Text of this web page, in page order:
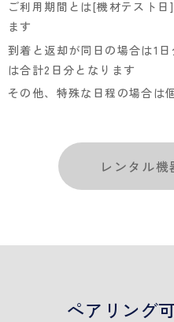
ご利用期間とは[機材テスト
ます
到着と返却が同日の場合は1
は合計2日分となります
その他、特殊な日程の場合は
レンタル機
ペアリング